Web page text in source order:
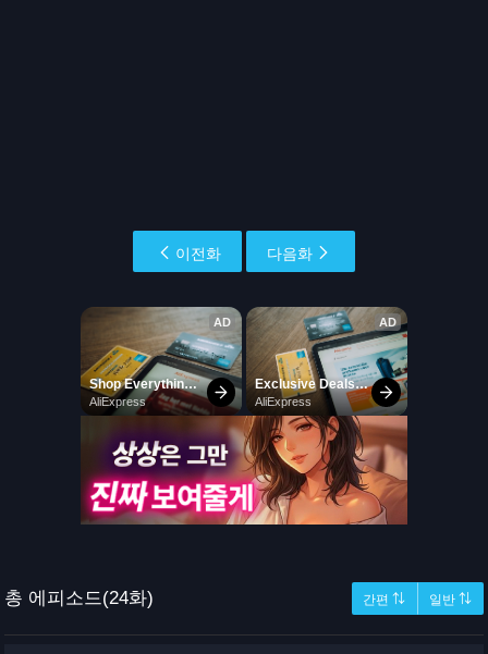
이전화 다음화
총 에피소드(24화) 간편 ⇅ 일반 ⇅